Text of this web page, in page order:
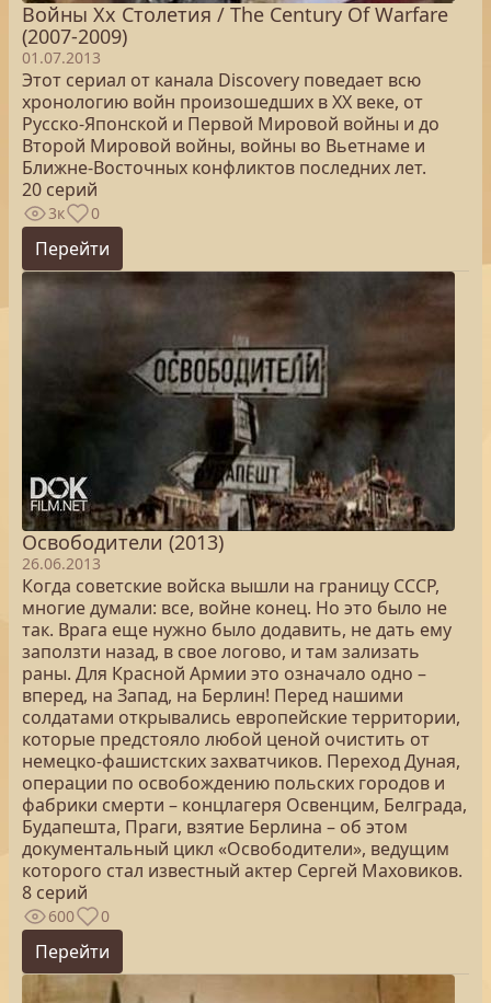
Войны Xx Столетия / The Century Of Warfare
(2007-2009)
01.07.2013
Этот сериал от канала Discovery поведает всю
хронологию войн произошедших в XX веке, от
Русско-Японской и Первой Мировой войны и до
Второй Мировой войны, войны во Вьетнаме и
Ближне-Восточных конфликтов последних лет.
20 серий
3к 0
Перейти
Освободители (2013)
26.06.2013
Когда советские войска вышли на границу СССР,
многие думали: все, войне конец. Но это было не
так. Врага еще нужно было додавить, не дать ему
заползти назад, в свое логово, и там зализать
раны. Для Красной Армии это означало одно –
вперед, на Запад, на Берлин! Перед нашими
солдатами открывались европейские территории,
которые предстояло любой ценой очистить от
немецко-фашистских захватчиков. Переход Дуная,
операции по освобождению польских городов и
фабрики смерти – концлагеря Освенцим, Белграда,
Будапешта, Праги, взятие Берлина – об этом
документальный цикл «Освободители», ведущим
которого стал известный актер Сергей Маховиков.
8 серий
600 0
Перейти